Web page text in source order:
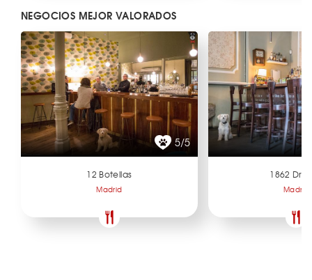
NEGOCIOS MEJOR VALORADOS
5/5
12 Botellas
Madrid
1862 Dry
Madrid